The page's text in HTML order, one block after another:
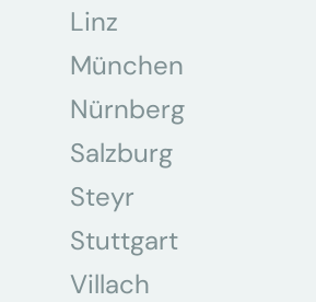
Linz
München
Nürnberg
Salzburg
Steyr
Stuttgart
Villach